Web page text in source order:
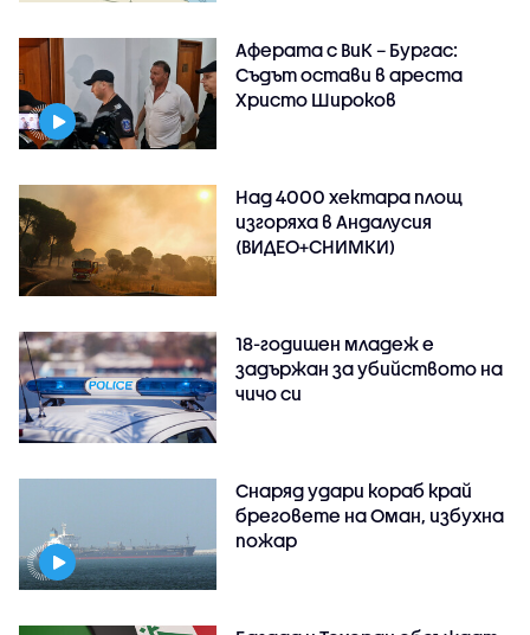
Аферата с ВиК – Бургас:
Съдът остави в ареста
Христо Широков
Над 4000 хектара площ
изгоряха в Андалусия
(ВИДЕО+СНИМКИ)
18-годишен младеж е
задържан за убийството на
чичо си
Снаряд удари кораб край
бреговете на Оман, избухна
пожар